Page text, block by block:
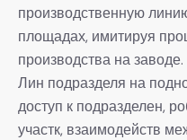
производственную
площадах, имитируя
производства на заводе.
Лин подразделя на
доступ к подразделен,
участк, взаимодейств